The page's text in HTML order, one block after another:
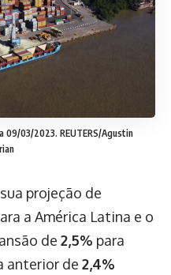
09/03/2023. REUTERS/Agustin
projeção de
a América Latina e o
de 2,5% para
anterior de 2,4%